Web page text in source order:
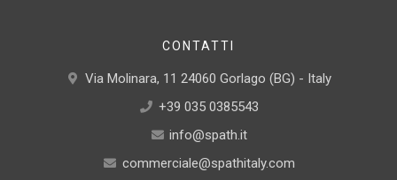
CONTATTI
Via Molinara, 11 24060 Gorlago (BG) - Italy
+39 035 0385543
info@spath.it
commerciale@spathitaly.com